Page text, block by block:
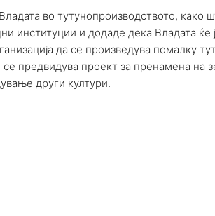
во тутунопроизводството, како
институции и додаде дека Владата ќе
да се произведува помалку
предвидува проект за пренамена на
други култури.